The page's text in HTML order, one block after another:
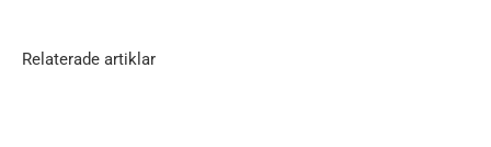
Relaterade artiklar